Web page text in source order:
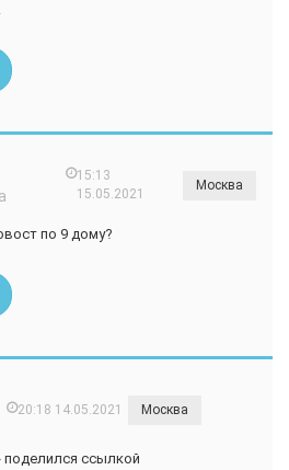
15:13
15.05.2021
Москва
по 9 дому?
20:18 14.05.2021 Москва
ссылкой